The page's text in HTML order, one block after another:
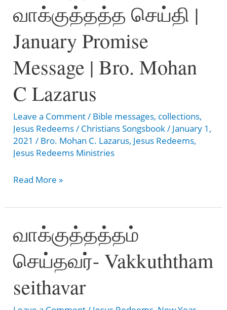
கூட்டம்
நேரலை
!
|
Bro.
C
Lazarus
வாக்குத்தத்த செய்தி |
January Promise
Message | Bro. Mohan
C Lazarus
Leave a Comment/ Bible messages, collections,
Jesus Redeems/ Christians Songsbook/ January 1,
2021/ Bro. Mohan C. Lazarus, Jesus Redeems,
Jesus Redeems Ministries
2021
வாக்குத்தத்த
|
January
Message
|
Read More »
வாக்குத்தத்தம்
செய்தவர்- Vakkuththam
seithavar